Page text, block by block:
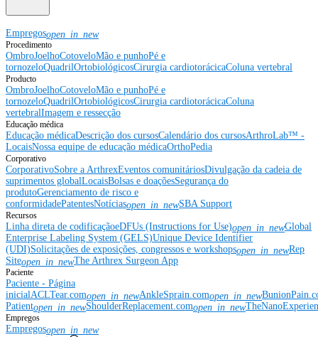
Empregosopen_in_new
Procedimento
OmbroJoelhoCotoveloMão e punhoPé e
tornozeloQuadrilOrtobiológicosCirurgia cardiotorácicaColuna vertebral
Producto
OmbroJoelhoCotoveloMão e punhoPé e
tornozeloQuadrilOrtobiológicosCirurgia cardiotorácicaColuna
vertebralImagem e ressecção
Educação médica
Educação médicaDescrição dos cursosCalendário dos cursosArthroLab™ -
LocaisNossa equipe de educação médicaOrthoPedia
Corporativo
CorporativoSobre a ArthrexEventos comunitáriosDivulgação da cadeia de
suprimentos globalLocaisBolsas e doaçõesSegurança do
produtoGerenciamento de risco e
conformidadePatentesNotíciasopen_in_newSBA Support
Recursos
Linha direta de codificaçãoeDFUs (Instructions for Use)open_in_newGlobal
Enterprise Labeling System (GELS)Unique Device Identifier
(UDI)Solicitações de exposições, congressos e workshopsopen_in_newRep
Siteopen_in_newThe Arthrex Surgeon App
Paciente
Paciente - Página
inicialACLTear.comopen_in_newAnkleSprain.comopen_in_new
Patientopen_in_newShoulderReplacement.comopen_in_new
Empregos
Empregosopen_in_new